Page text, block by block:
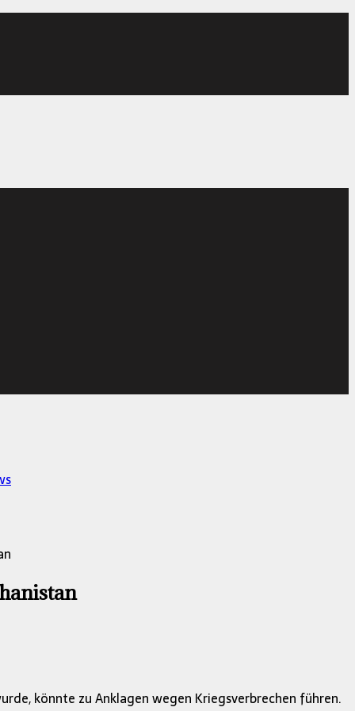
könnte zu Anklagen wegen Kriegsverbrechen führen.